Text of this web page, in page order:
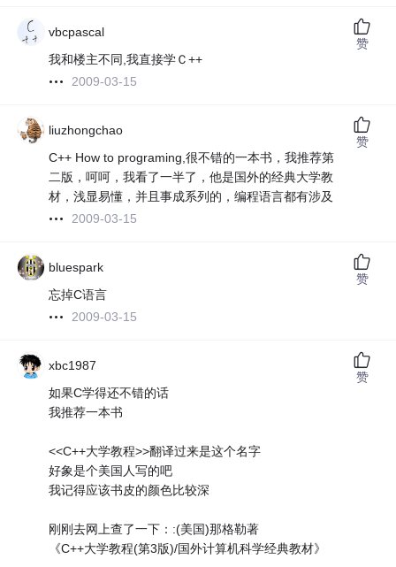
vbcpascal
我和楼主不同,我直接学Ｃ++
2009-03-15
赞
liuzhongchao
C++ How to programing,很不错的一本书，我推荐第
二版，呵呵，我看了一半了，他是国外的经典大学教
材，浅显易懂，并且事成系列的，编程语言都有涉及
2009-03-15
赞
bluespark
忘掉C语言
2009-03-15
赞
xbc1987
如果C学得还不错的话
我推荐一本书
<<C++大学教程>>翻译过来是这个名字
好象是个美国人写的吧
我记得应该书皮的颜色比较深
刚刚去网上查了一下：:(美国)那格勒著
《C++大学教程(第3版)/国外计算机科学经典教材》
赞